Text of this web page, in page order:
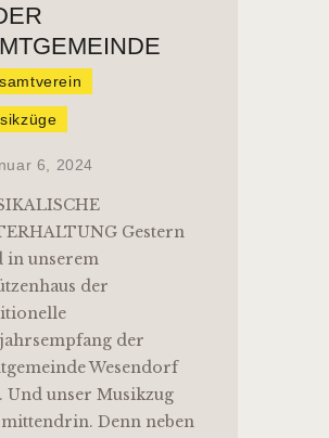
6, 2024
Gestern
in unserem
der
der
Wesendorf
Und unser Musikzug
Denn neben